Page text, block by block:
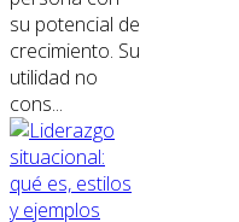
su potencial de
crecimiento. Su
utilidad no
cons...